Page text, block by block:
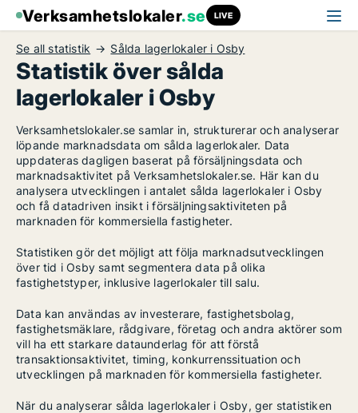
Verksamhetslokaler.se LIVE
Se all statistik Sålda lagerlokaler i Osby
Statistik över sålda
lagerlokaler i Osby
Verksamhetslokaler.se samlar in, strukturerar och analyserar
löpande marknadsdata om sålda lagerlokaler. Data
uppdateras dagligen baserat på försäljningsdata och
marknadsaktivitet på Verksamhetslokaler.se. Här kan du
analysera utvecklingen i antalet sålda lagerlokaler i Osby
och få datadriven insikt i försäljningsaktiviteten på
marknaden för kommersiella fastigheter.
Statistiken gör det möjligt att följa marknadsutvecklingen
över tid i Osby samt segmentera data på olika
fastighetstyper, inklusive lagerlokaler till salu.
Data kan användas av investerare, fastighetsbolag,
fastighetsmäklare, rådgivare, företag och andra aktörer som
vill ha ett starkare dataunderlag för att förstå
transaktionsaktivitet, timing, konkurrenssituation och
utvecklingen på marknaden för kommersiella fastigheter.
När du analyserar sålda lagerlokaler i Osby, ger statistiken